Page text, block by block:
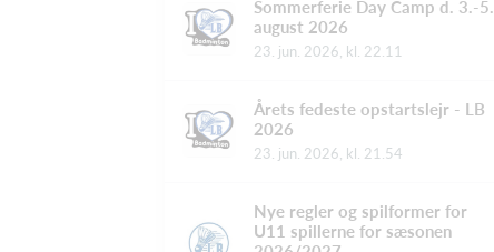
Sommerferie Day Camp d. 3.-5.
august 2026
23. jun. 2026, kl. 22.11
Årets fedeste opstartslejr - LB
2026
23. jun. 2026, kl. 21.54
Nye regler og spilformer for
U11 spillerne for sæsonen